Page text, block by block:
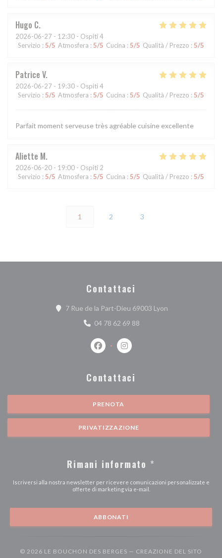
Hugo C
2026-06-27 - 12:30 - Ospiti 4
Servizio : 5/5 Atmosfera : 5/5 Cucina : 5/5 Qualità / Prezzo : 5/5
Patrice V
2026-06-27 - 19:30 - Ospiti 4
Servizio : 5/5 Atmosfera : 5/5 Cucina : 5/5 Qualità / Prezzo : 5/5
Parfait moment serveuse très agréable cuisine excellente
Aliette M
2026-06-20 - 19:00 - Ospiti 2
Servizio : 5/5 Atmosfera : 5/5 Cucina : 5/5 Qualità / Prezzo : 5/5
1 2 3
Contattaci
7 Rue de la Part-Dieu 69003 Lyon
04 78 62 69 88
Facebook ((apre una nuova finestra))
Instagram ((apre una nuova
Contattaci
PRENOTA
PRIVATIZZAZIONE
Rimani informato *
Iscriversi alla nostra newsletter per ricevere comunicazioni personalizzate e
offerte di marketing via e-mail.
ABBONATI
© 2026 LE BOUCHON DES BERGES — CREAZIONE DEL SITO